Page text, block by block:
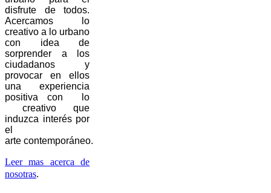
disfrute de todos.
Acercamos lo
creativo a lo urbano
con idea de
sorprender a los
ciudadanos y
provocar en ellos
una experiencia
positiva con lo
creativo que
induzca interés por
el
arte contemporáneo.
Leer mas acerca de
nosotras.